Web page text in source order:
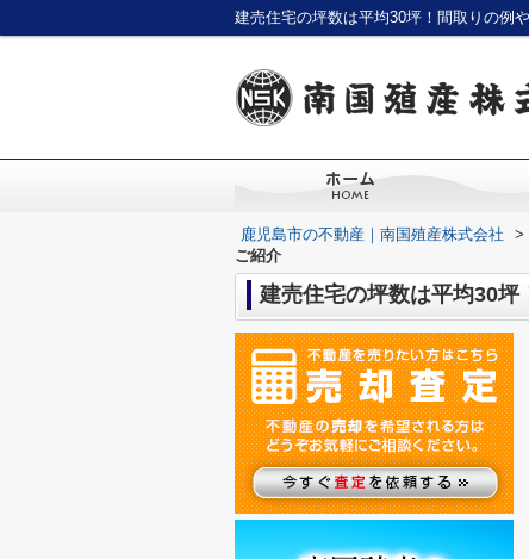
建売住宅の坪数は平均30坪！間取りの例
鹿児島市の不動産｜南国殖産株式会社 >
ご紹介
建売住宅の坪数は平均30